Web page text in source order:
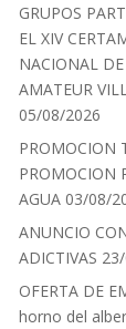
GRUPOS
EL XIV
NACIONAL
AMATEUR
05/08/2026
PROMOCION
PROMOCION
AGUA 03/08/
ANUNCIO
ADICTIVAS
OFERTA DE
horno del